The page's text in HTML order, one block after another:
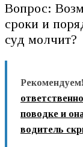
Вопрос:
сроки и
суд молчит?
Рекомендуем!
поводке и
водитель